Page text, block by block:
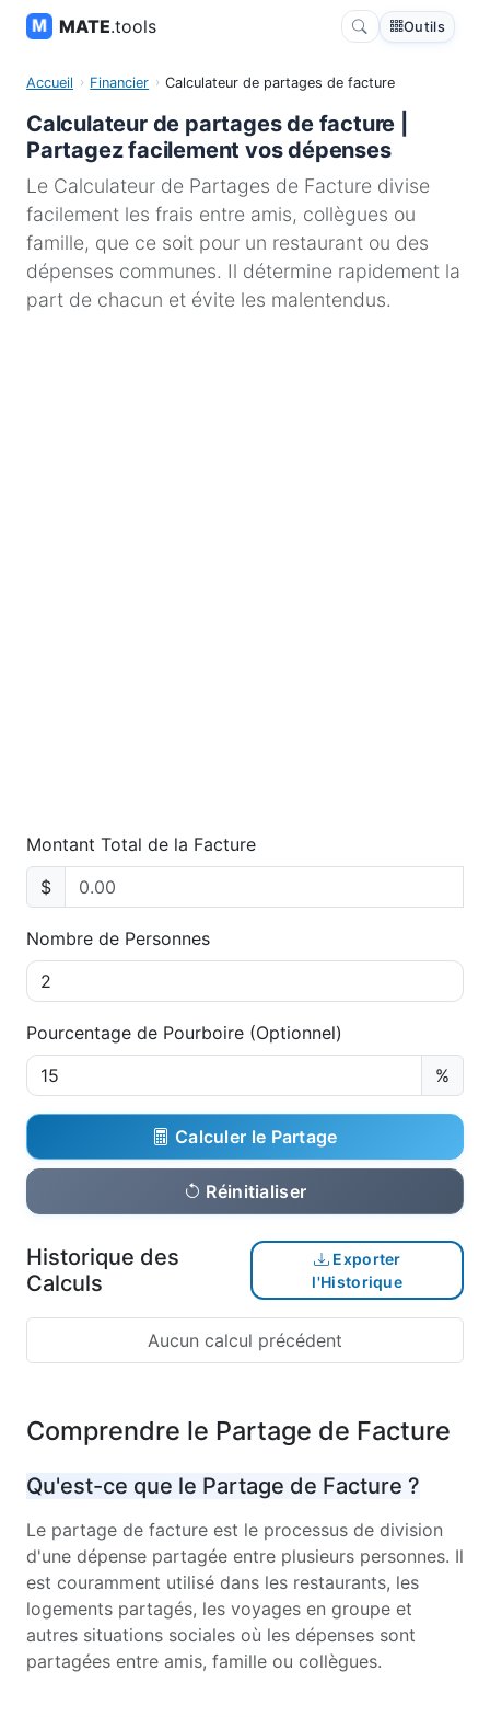
MATE.tools Outils
Accueil Financier Calculateur de partages de facture
Calculateur de partages de facture |
Partagez facilement vos dépenses
Le Calculateur de Partages de Facture divise
facilement les frais entre amis, collègues ou
famille, que ce soit pour un restaurant ou des
dépenses communes. Il détermine rapidement la
part de chacun et évite les malentendus.
Montant Total de la Facture
$
Nombre de Personnes
Pourcentage de Pourboire (Optionnel)
%
Calculer le Partage
Réinitialiser
Historique des
Calculs
Exporter
l'Historique
Aucun calcul précédent
Comprendre le Partage de Facture
Qu'est-ce que le Partage de Facture ?
Le partage de facture est le processus de division
d'une dépense partagée entre plusieurs personnes. Il
est couramment utilisé dans les restaurants, les
logements partagés, les voyages en groupe et
autres situations sociales où les dépenses sont
partagées entre amis, famille ou collègues.